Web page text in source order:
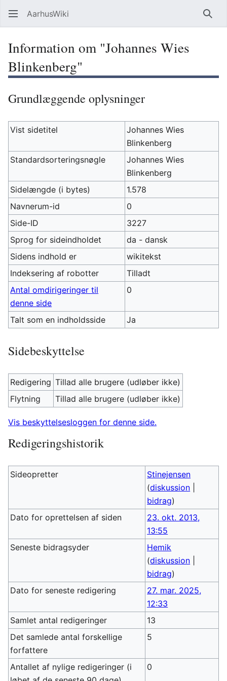
AarhusWiki Søg
Information om "Johannes Wies
Blinkenberg"
Grundlæggende oplysninger
Vist sidetitel
Johannes Wies
Blinkenberg
Standardsorteringsnøgle
Johannes Wies
Blinkenberg
Sidelængde (i bytes)
1.578
Navnerum-id
0
Side-ID
3227
Sprog for sideindholdet
da - dansk
Sidens indhold er
wikitekst
Indeksering af robotter
Tilladt
Antal omdirigeringer til
denne side
0
Talt som en indholdsside Ja
Sidebeskyttelse
Redigering Tillad alle brugere (udløber ikke)
Flytning
Tillad alle brugere (udløber ikke)
Vis beskyttelsesloggen for denne side.
Redigeringshistorik
Sideopretter
Stinejensen
(diskussion
bidrag)
Dato for oprettelsen af siden
23. okt. 2013,
13:55
Seneste bidragsyder
Hemik
(diskussion
bidrag)
Dato for seneste redigering
27. mar. 2025,
12:33
Samlet antal redigeringer
13
Det samlede antal forskellige
forfattere
5
Antallet af nylige redigeringer (i
0